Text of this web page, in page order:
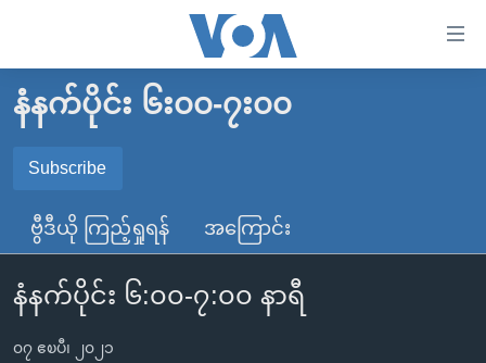
လွယ်ကူ
စေ
သည့်
Link
များ
ပင်မ
အကြောင်းအရာ
သို့
မူလစာမျက်နှာ
နိုင်ငံတကာ
တရုတ်
အစ္စရေး-ပါလက်စတိုင်း
ဗွီဒီယို
ရပ်ဝန်းတခု လမ်းတခု အလွန်
အင်္ဂလိပ်စာလေ့လာမယ်
နံနက်ပိုင်း ၆း၀၀-၇း၀၀
Subscribe
Spotify
ရယူရန်
ဗွီဒီယို ကြည့်ရှုရန် အကြောင်း
နံနက်ပိုင်း ၆:၀၀-၇:၀၀ နာရီ
၀၇ ဧၿပီ၊ ၂၀၂၁